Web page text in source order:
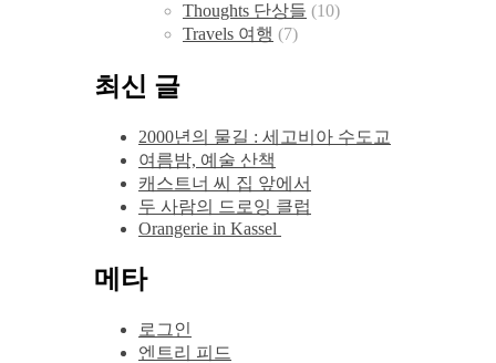
Thoughts 단상들 (10)
Travels 여행 (7)
최신 글
2000년의 물길 : 세고비아 수도교
여름밤, 예술 산책
캐스트너 씨 집 앞에서
두 사람의 드로잉 클럽
Orangerie in Kassel
메타
로그인
엔트리 피드